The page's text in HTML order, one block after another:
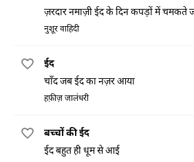
ज़रदार नमाज़ी ईद के दिन कपड़ों में चमकते
नुशूर वाहिदी
ईद
चाँद जब ईद का नज़र आया
हफ़ीज़ जालंधरी
बच्चों की ईद
ईद बहुत ही धूम से आई